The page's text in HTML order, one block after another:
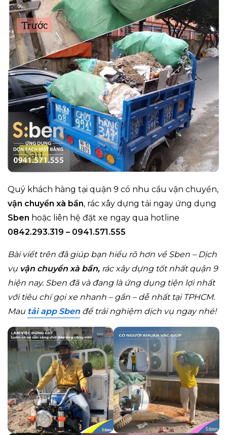
Quý khách hàng tại quận 9 có nhu cầu vận chuyển,
vận chuyển xà bần, rác xây dựng tải ngay ứng dụng
Sben hoặc liên hệ đặt xe ngay qua hotline
0842.293.319 – 0941.571.555
Bài viết trên đã giúp bạn hiểu rõ hơn về Sben – Dịch
vụ vận chuyển xà bần, rác xây dựng tốt nhất quận 9
hiện nay. Sben đã và đang là ứng dụng tiện lợi nhất
với tiêu chí gọi xe nhanh – gần – dễ nhất tại TPHCM.
Mau tải app Sben để trải nghiệm dịch vụ ngay nhé!